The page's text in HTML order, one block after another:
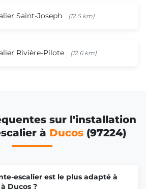
Saint-Joseph (12.5 km)
Rivière-Pilote (12.6 km)
sur l'installation
à Ducos (97224)
escalier est le plus adapté à
Ducos ?